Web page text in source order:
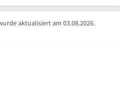
aktualisiert am 03.08.2026.